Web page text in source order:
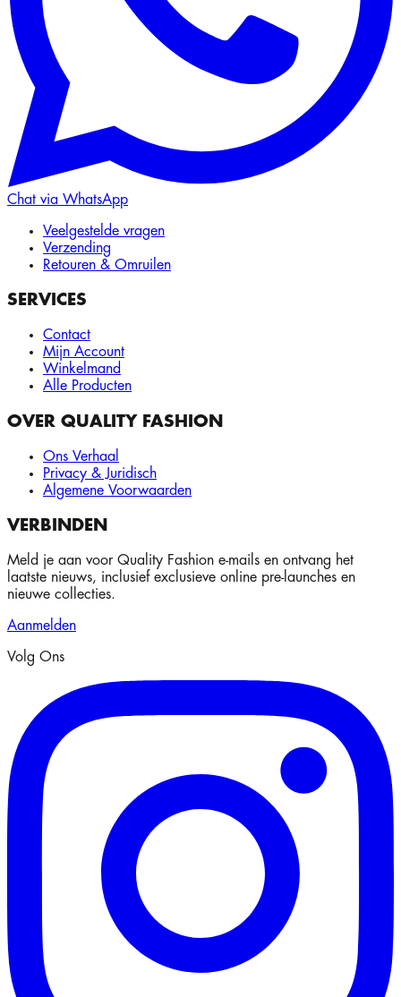
Chat via WhatsApp
Veelgestelde vragen
Verzending
Retouren & Omruilen
SERVICES
Contact
Mijn Account
Winkelmand
Alle Producten
OVER QUALITY FASHION
Ons Verhaal
Privacy & Juridisch
Algemene Voorwaarden
VERBINDEN
Meld je aan voor Quality Fashion e-mails en ontvang het
laatste nieuws, inclusief exclusieve online pre-launches en
nieuwe collecties.
Aanmelden
Volg Ons